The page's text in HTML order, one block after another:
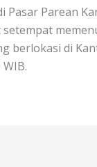
Parean
berlokasi di